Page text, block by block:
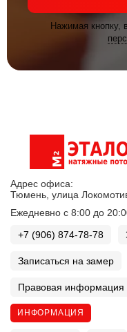
Нажимая кнопку,
Адрес офиса:
Тюмень, улица
Ежедневно с 8:00 до
+7 (906) 874-78-78
Записаться на замер
Правовая информация
ИНФОРМАЦИЯ